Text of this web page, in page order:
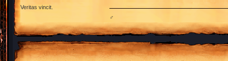
Veritas vincit.
♂